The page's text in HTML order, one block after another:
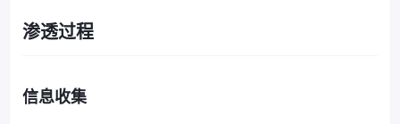
渗透过程
信息收集